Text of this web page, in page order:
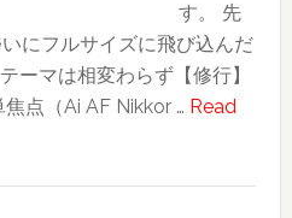
っ
た！
北
す。 先
にフルサイズに飛び込んだ
ーマは相変わらず【修行】
点（Ai AF Nikkor … Read